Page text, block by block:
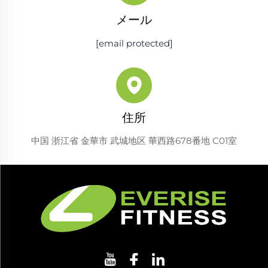
メール
[email protected]
住所
中国 浙江省 金華市 武城地区 華西路678番地 C01室